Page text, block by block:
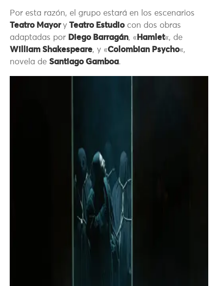
Por esta razón, el grupo estará en los escenarios
Teatro Mayory Teatro Estudiocon dos obras
adaptadas por Diego Barragán, « Hamlet«, de
William Shakespeare, y «Colombian Psycho«,
novela de Santiago Gamboa.